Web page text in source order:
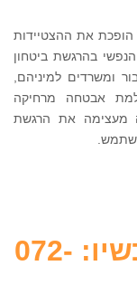
הופכת את ההצטיידות
בהרגשת ביטחון
ומשרדים למיניהם,
אבטחה מרחיקה
מעצימה את הרגשת
לייעוץ חינם חייגו עכשיו: 072-